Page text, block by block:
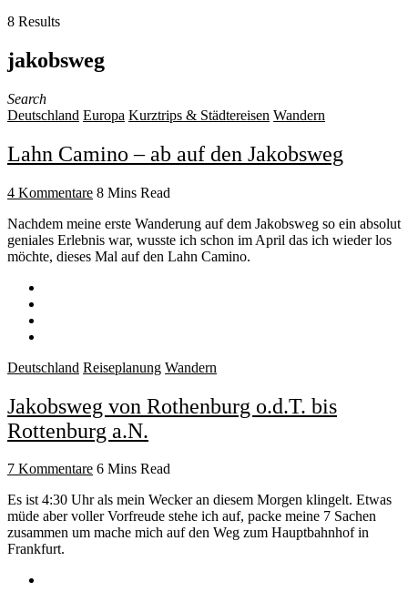
8 Results
jakobsweg
Search
Deutschland Europa Kurztrips & Städtereisen Wandern
Lahn Camino – ab auf den Jakobsweg
4 Kommentare 8 Mins Read
Nachdem meine erste Wanderung auf dem Jakobsweg so ein absolut
geniales Erlebnis war, wusste ich schon im April das ich wieder los
möchte, dieses Mal auf den Lahn Camino.
Deutschland Reiseplanung Wandern
Jakobsweg von Rothenburg o.d.T. bis
Rottenburg a.N.
7 Kommentare 6 Mins Read
Es ist 4:30 Uhr als mein Wecker an diesem Morgen klingelt. Etwas
müde aber voller Vorfreude stehe ich auf, packe meine 7 Sachen
zusammen um mache mich auf den Weg zum Hauptbahnhof in
Frankfurt.